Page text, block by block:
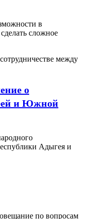
в
сложное
о
и Южной
Адыгея и